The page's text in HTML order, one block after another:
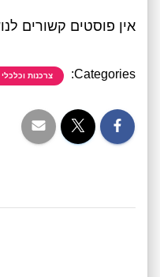
אין פוסטים קשורים
Categories: צרכנות וכלכלי